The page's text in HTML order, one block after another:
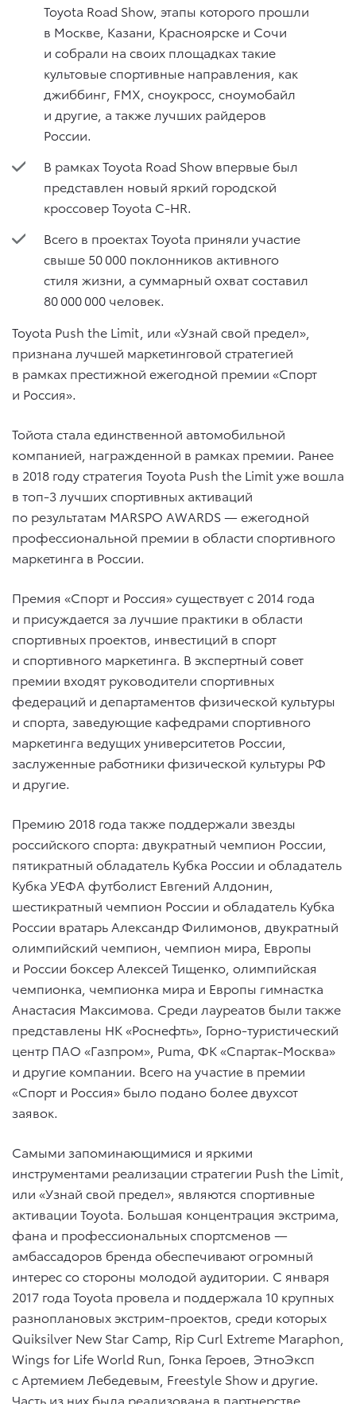
Toyota Road Show, этапы которого прошли
в Москве, Казани, Красноярске и Сочи
и собрали на своих площадках такие
культовые спортивные направления, как
джиббинг, FMX, сноукросс, сноумобайл
и другие, а также лучших райдеров
России.
В рамках Toyota Road Show впервые был
представлен новый яркий городской
кроссовер Toyota C-HR.
Всего в проектах Toyota приняли участие
свыше 50 000 поклонников активного
стиля жизни, а суммарный охват составил
80 000 000 человек.
Toyota Push the Limit, или «Узнай свой предел»,
признана лучшей маркетинговой стратегией
в рамках престижной ежегодной премии «Спорт
и Россия».
Тойота стала единственной автомобильной
компанией, награжденной в рамках премии. Ранее
в 2018 году стратегия Toyota Push the Limit уже вошла
в топ-3 лучших спортивных активаций
по результатам MARSPO AWARDS — ежегодной
профессиональной премии в области спортивного
маркетинга в России.
Премия «Спорт и Россия» существует с 2014 года
и присуждается за лучшие практики в области
спортивных проектов, инвестиций в спорт
и спортивного маркетинга. В экспертный совет
премии входят руководители спортивных
федераций и департаментов физической культуры
и спорта, заведующие кафедрами спортивного
маркетинга ведущих университетов России,
заслуженные работники физической культуры РФ
и другие.
Премию 2018 года также поддержали звезды
российского спорта: двукратный чемпион России,
пятикратный обладатель Кубка России и обладатель
Кубка УЕФА футболист Евгений Алдонин,
шестикратный чемпион России и обладатель Кубка
России вратарь Александр Филимонов, двукратный
олимпийский чемпион, чемпион мира, Европы
и России боксер Алексей Тищенко, олимпийская
чемпионка, чемпионка мира и Европы гимнастка
Анастасия Максимова. Среди лауреатов были также
представлены НК «Роснефть», Горно-туристический
центр ПАО «Газпром», Puma, ФК «Спартак-Москва»
и другие компании. Всего на участие в премии
«Спорт и Россия» было подано более двухсот
заявок.
Самыми запоминающимися и яркими
инструментами реализации стратегии Push the Limit,
или «Узнай свой предел», являются спортивные
активации Toyota. Большая концентрация экстрима,
фана и профессиональных спортсменов —
амбассадоров бренда обеспечивают огромный
интерес со стороны молодой аудитории. С января
2017 года Toyota провела и поддержала 10 крупных
разноплановых экстрим-проектов, среди которых
Quiksilver New Star Camp, Rip Curl Extreme Maraphon,
Wings for Life World Run, Гонка Героев, ЭтноЭксп
с Артемием Лебедевым, Freestyle Show и другие.
Часть из них была реализована в партнерстве